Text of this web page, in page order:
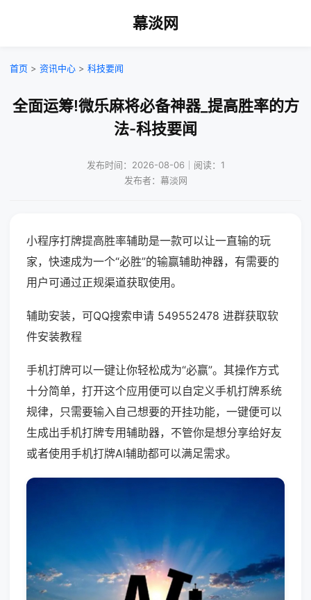
幕淡网
首页 > 资讯中心 > 科技要闻
全面运筹!微乐麻将必备神器_提高胜率的方
法-科技要闻
发布时间：2026-08-06｜阅读：1
发布者：幕淡网
小程序打牌提高胜率辅助是一款可以让一直输的玩
家，快速成为一个“必胜”的输赢辅助神器，有需要的
用户可通过正规渠道获取使用。
辅助安装，可QQ搜索申请 549552478 进群获取软
件安装教程
手机打牌可以一键让你轻松成为“必赢”。其操作方式
十分简单，打开这个应用便可以自定义手机打牌系统
规律，只需要输入自己想要的开挂功能，一键便可以
生成出手机打牌专用辅助器，不管你是想分享给好友
或者使用手机打牌AI辅助都可以满足需求。